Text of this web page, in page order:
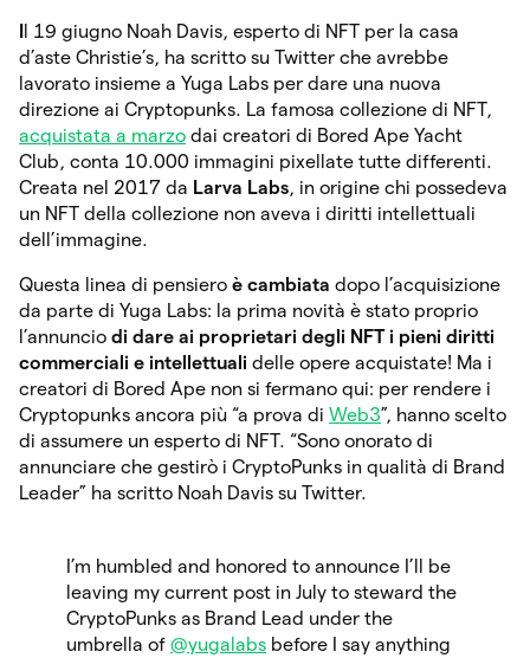
l 19 giugno Noah Davis, esperto di NFT per la casa
d’aste Christie’s, ha scritto su Twitter che avrebbe
lavorato insieme a Yuga Labs per dare una nuova
direzione ai Cryptopunks. La famosa collezione di NFT,
acquistata a marzo dai creatori di Bored Ape Yacht
Club, conta 10.000 immagini pixellate tutte differenti.
Creata nel 2017 da Larva Labs, in origine chi possedeva
un NFT della collezione non aveva i diritti intellettuali
dell’immagine.
Questa linea di pensiero è cambiata dopo l’acquisizione
da parte di Yuga Labs: la prima novità è stato proprio
l’annuncio di dare ai proprietari degli NFT i pieni diritti
commerciali e intellettuali delle opere acquistate! Ma i
creatori di Bored Ape non si fermano qui: per rendere i
Cryptopunks ancora più “a prova di Web3”, hanno scelto
di assumere un esperto di NFT. “Sono onorato di
annunciare che gestirò i CryptoPunks in qualità di Brand
Leader” ha scritto Noah Davis su Twitter.
I’m humbled and honored to announce I’ll be
leaving my current post in July to steward the
CryptoPunks as Brand Lead under the
umbrella of @yugalabs before I say anything